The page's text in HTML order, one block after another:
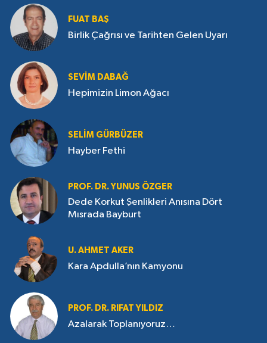
FUAT BAŞ
Birlik Çağrısı ve Tarihten Gelen Uyarı
SEVIM DABAĞ
Hepimizin Limon Ağacı
SELIM GÜRBÜZER
Hayber Fethi
PROF. DR. YUNUS ÖZGER
Dede Korkut Şenlikleri Anısına Dört
Mısrada Bayburt
U. AHMET AKER
Kara Apdulla’nın Kamyonu
PROF. DR. RIFAT YILDIZ
Azalarak Toplanıyoruz…